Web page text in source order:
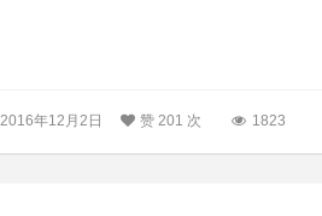
2016年12月2日 赞 201 次 1823